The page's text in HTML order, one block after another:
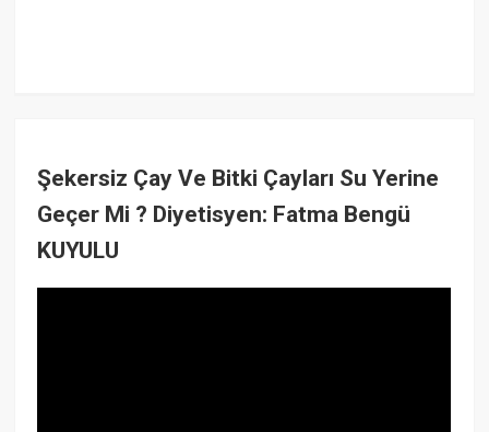
Şekersiz Çay Ve Bitki Çayları Su Yerine
Geçer Mi ? Diyetisyen: Fatma Bengü
KUYULU